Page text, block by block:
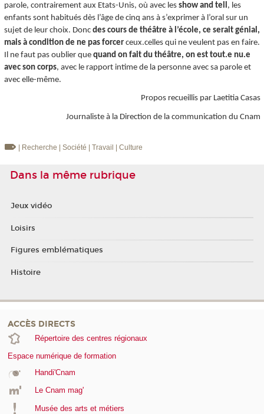
parole, contrairement aux Etats-Unis, où avec les show and tell , les
enfants sont habitués dès l’âge de cinq ans à s’exprimer à l’oral sur un
sujet de leur choix. Donc des cours de théâtre à l’école, ce serait génial,
mais à condition de ne pas forcer ceux.celles qui ne veulent pas en faire.
Il ne faut pas oublier que quand on fait du théâtre, on est tout.e nu.e
avec son corps, avec le rapport intime de la personne avec sa parole et
avec elle-même.
Propos recueillis par Laetitia Casas
Journaliste à la Direction de la communication du Cnam
| Recherche | Société | Travail | Culture
Dans la même rubrique
Jeux vidéo
Loisirs
Figures emblématiques
Histoire
ACCÈS DIRECTS
Répertoire des centres régionaux
Espace numérique de formation
Handi'Cnam
Le Cnam mag'
Musée des arts et métiers